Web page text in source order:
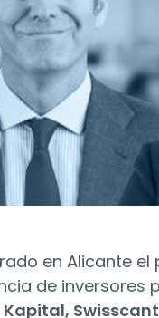
en Alicante
de inversores
Kapital,